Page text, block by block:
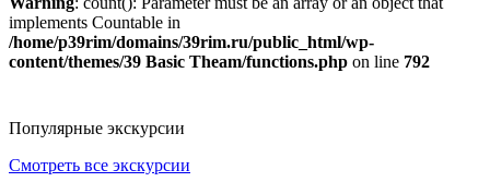
implements Countable in
/home/p39rim/domains/39rim.ru/public_html/wp-
content/themes/39 Basic Theam/functions.php on line 792
Популярные экскурсии
Смотреть все экскурсии